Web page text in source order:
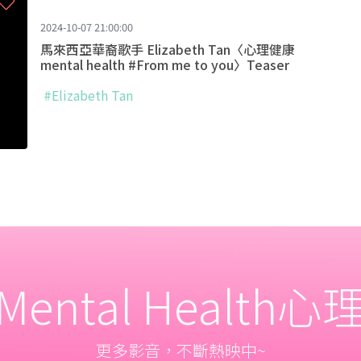
2024-10-07 21:00:00
馬來西亞華裔歌手 Elizabeth Tan〈心理健康
mental health #From me to you〉Teaser
#Elizabeth Tan
Health心
更多影音，不斷熱映中~